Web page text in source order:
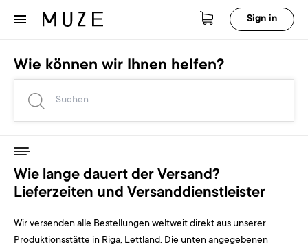
Sign in
Wie können wir Ihnen helfen?
Wie lange dauert der Versand?
Lieferzeiten und Versanddienstleister
Wir versenden alle Bestellungen weltweit direkt aus unserer
Produktionsstätte in Riga, Lettland. Die unten angegebenen